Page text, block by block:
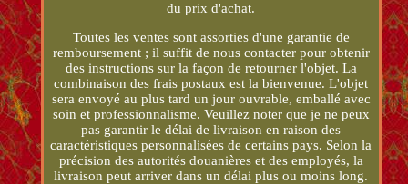
du prix d'achat.
Toutes les ventes sont assorties d'une garantie de
remboursement ; il suffit de nous contacter pour obtenir
des instructions sur la façon de retourner l'objet. La
combinaison des frais postaux est la bienvenue. L'objet
sera envoyé au plus tard un jour ouvrable, emballé avec
soin et professionnalisme. Veuillez noter que je ne peux
pas garantir le délai de livraison en raison des
caractéristiques personnalisées de certains pays. Selon la
précision des autorités douanières et des employés, la
livraison peut arriver dans un délai plus ou moins long.